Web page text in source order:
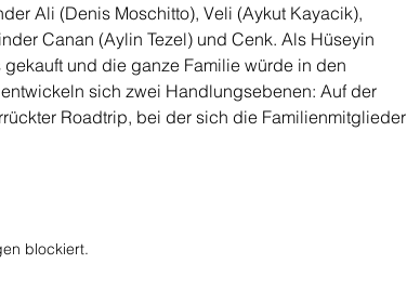
Ali (Denis Moschitto), Veli (Aykut Kayacik),
Canan (Aylin Tezel) und Cenk. Als Hüseyin
und die ganze Familie würde in den
sich zwei Handlungsebenen: Auf der
Roadtrip, bei der sich die Familienmitglieder
blockiert.